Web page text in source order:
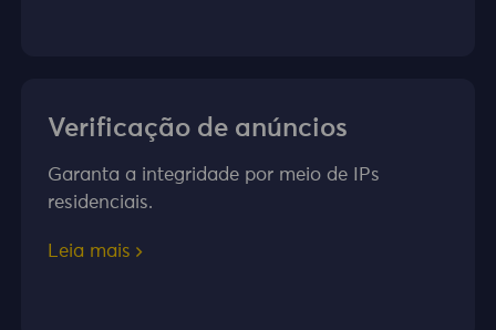
Verificação de anúncios
Garanta a integridade por meio de IPs
residenciais.
Leia mais